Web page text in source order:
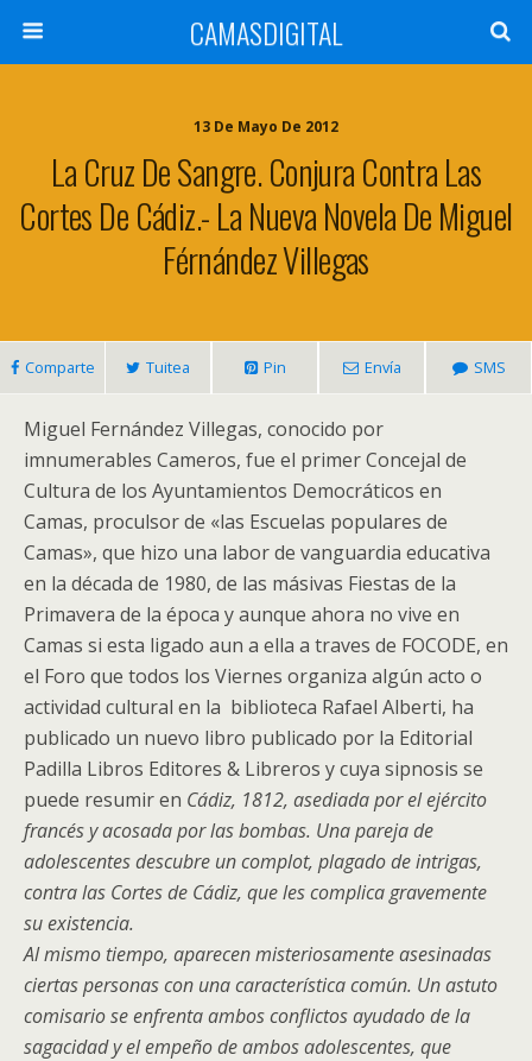
CAMASDIGITAL
13 De Mayo De 2012
La Cruz De Sangre. Conjura Contra Las
Cortes De Cádiz.- La Nueva Novela De Miguel
Férnández Villegas
Comparte Tuitea Pin Envía SMS
Miguel Fernández Villegas, conocido por
imnumerables Cameros, fue el primer Concejal de
Cultura de los Ayuntamientos Democráticos en
Camas, proculsor de «las Escuelas populares de
Camas», que hizo una labor de vanguardia educativa
en la década de 1980, de las másivas Fiestas de la
Primavera de la época y aunque ahora no vive en
Camas si esta ligado aun a ella a traves de FOCODE, en
el Foro que todos los Viernes organiza algún acto o
actividad cultural en la biblioteca Rafael Alberti, ha
publicado un nuevo libro publicado por la Editorial
Padilla Libros Editores & Libreros y cuya sipnosis se
puede resumir en Cádiz, 1812, asediada por el ejército
francés y acosada por las bombas. Una pareja de
adolescentes descubre un complot, plagado de intrigas,
contra las Cortes de Cádiz, que les complica gravemente
su existencia.
Al mismo tiempo, aparecen misteriosamente asesinadas
ciertas personas con una característica común. Un astuto
comisario se enfrenta ambos conflictos ayudado de la
sagacidad y el empeño de ambos adolescentes, que